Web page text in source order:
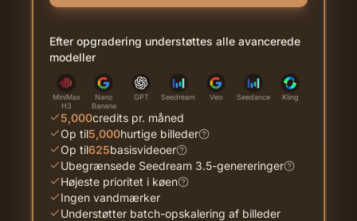
Efter opgradering understøttes alle avancerede
modeller
MiniMax
H3
Nano
Banana
GPT Seedream Veo Seedance Kling
5,000credits pr. måned
Op til5,000hurtige billeder
Op til625basisvideoer
Ubegrænsede Seedream 3.5-genereringer
Højeste prioritet i køen
Ingen vandmærker
Understøtter batch-opskalering af billeder